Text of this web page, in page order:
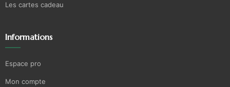
Les cartes cadeau
Informations
Espace pro
Mon compte